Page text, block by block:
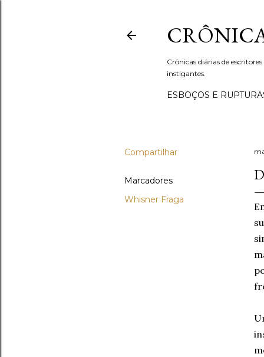
Crônicas diárias de
instigantes.
ESBOÇOS E
Compartilhar
Marcadores
Whisner Fraga